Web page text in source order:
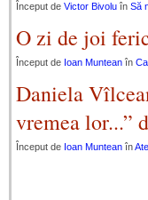
Început de Victor Bivolu în Să
O zi de joi
Început de Ioan Muntean în
Daniela
vremea lor...”
Început de Ioan Muntean în